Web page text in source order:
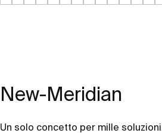
New-Meridian
Un solo concetto per mille